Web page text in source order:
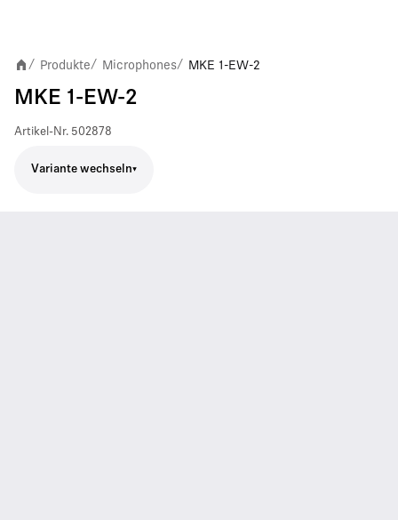
/ Produkte/ Microphones/ MKE 1-EW-2
MKE 1-EW-2
Artikel-Nr. 502878
Variante wechseln